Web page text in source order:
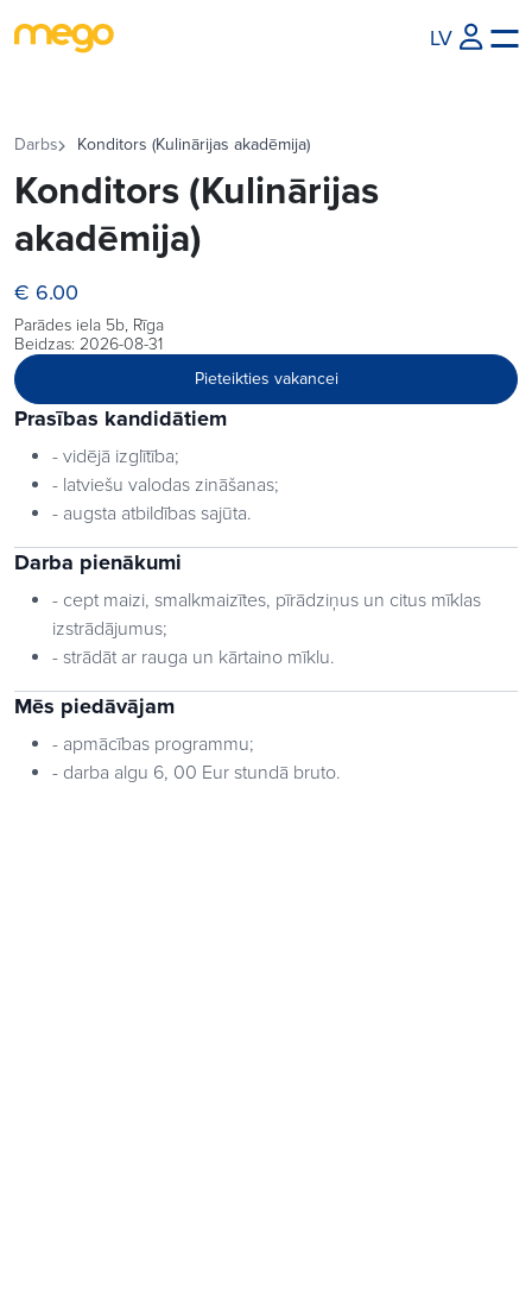
LV
Darbs Konditors (Kulinārijas akadēmija)
Konditors (Kulinārijas
akadēmija)
€ 6.00
Parādes iela 5b, Rīga
Beidzas: 2026-08-31
Pieteikties vakancei
Prasības kandidātiem
- vidējā izglītība;
- latviešu valodas zināšanas;
- augsta atbildības sajūta.
Darba pienākumi
- cept maizi, smalkmaizītes, pīrādziņus un citus mīklas
izstrādājumus;
- strādāt ar rauga un kārtaino mīklu.
Mēs piedāvājam
- apmācības programmu;
- darba algu 6, 00 Eur stundā bruto.